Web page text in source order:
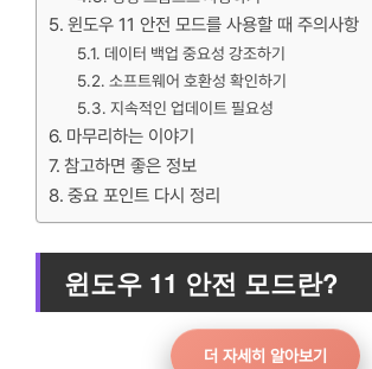
윈도우 11 안전 모드를 사용할 때 주의사항
데이터 백업 중요성 강조하기
소프트웨어 호환성 확인하기
지속적인 업데이트 필요성
마무리하는 이야기
참고하면 좋은 정보
중요 포인트 다시 정리
윈도우 11 안전 모드란?
더 자세히 알아보기